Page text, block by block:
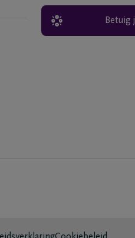
Betuig